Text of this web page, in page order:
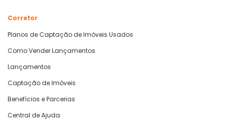
Corretor
Planos de Captação de Imóveis Usados
Como Vender Lançamentos
Lançamentos
Captação de Imóveis
Benefícios e Parcerias
Central de Ajuda